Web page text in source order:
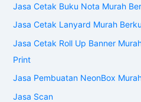
Jasa Cetak Buku Nota Murah
Jasa Cetak Lanyard Murah
Jasa Cetak Roll Up Banner
Print
Jasa Pembuatan NeonBox
Jasa Scan